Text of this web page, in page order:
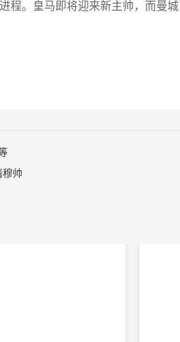
程。皇马即将迎来新主帅，而曼
穆帅